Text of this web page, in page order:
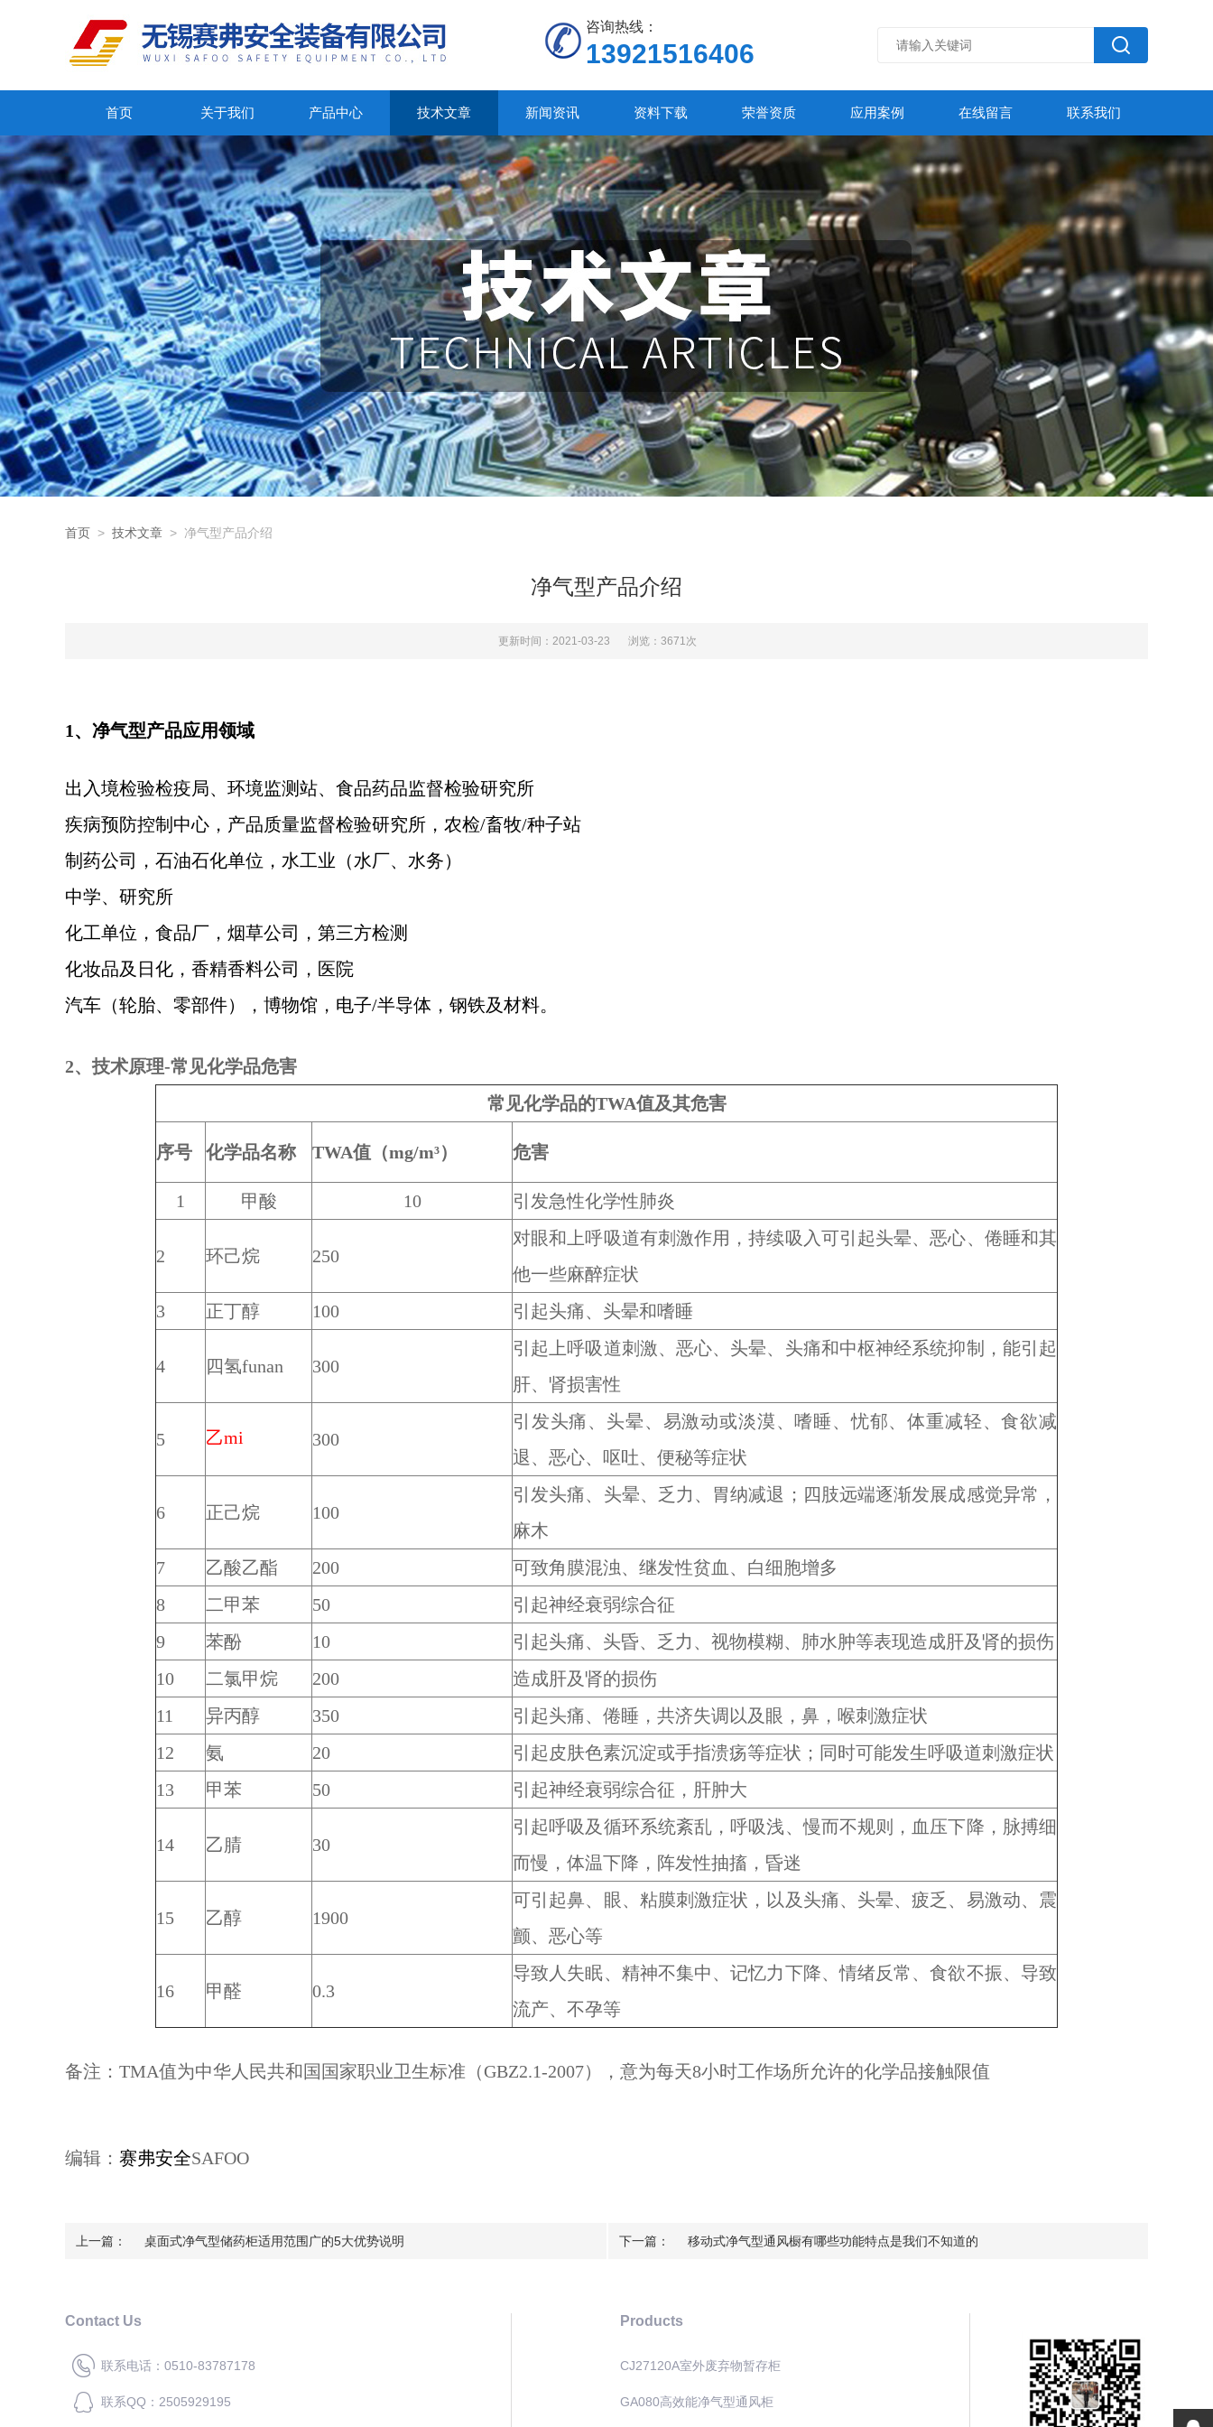
咨询热线：
13921516406
首页 关于我们 产品中心 技术文章 新闻资讯 资料下载 荣誉资质 应用案例 在线留言 联系我们
首页 > 技术文章 > 净气型产品介绍
净气型产品介绍
更新时间：2021-03-23 浏览：3671次
1、净气型产品应用领域
出入境检验检疫局、环境监测站、食品药品监督检验研究所
疾病预防控制中心，产品质量监督检验研究所，农检/畜牧/种子站
制药公司，石油石化单位，水工业（水厂、水务）
中学、研究所
化工单位，食品厂，烟草公司，第三方检测
化妆品及日化，香精香料公司，医院
汽车（轮胎、零部件），博物馆， 电子/半导体，钢铁及材料。
2、技术原理-常见化学品危害
常见化学品的TWA值及其危害
序号 化学品名称 TWA值（mg/m³） 危害
1 甲酸 10 引发急性化学性肺炎
2 环己烷 250
对眼和上呼吸道有刺激作用，持续吸入可引起头晕、恶心、倦睡和其
他一些麻醉症状
3
正丁醇 100 引起头痛、头晕和嗜睡
4 四氢funan 300
引起上呼吸道刺激、恶心、头晕、头痛和中枢神经系统抑制，能引起
肝、肾损害性
5 乙mi 300
引发头痛、头晕、易激动或淡漠、嗜睡、忧郁、体重减轻、食欲减
退、恶心、呕吐、便秘等症状
6 正己烷 100
引发头痛、头晕、乏力、胃纳减退；四肢远端逐渐发展成感觉异常，
麻木
7
乙酸乙酯 200
可致角膜混浊、继发性贫血、白细胞增多
8
二甲苯 50
引起神经衰弱综合征
9
苯酚 10
引起头痛、头昏、乏力、视物模糊、肺水肿等表现造成肝及肾的损伤
10
二氯甲烷 200
造成肝及肾的损伤
11
异丙醇 350
引起头痛、倦睡，共济失调以及眼，鼻，喉刺激症状
12
氨 20
引起皮肤色素沉淀或手指溃疡等症状；同时可能发生呼吸道刺激症状
13
甲苯 50 引起神经衰弱综合征，肝肿大
14 乙腈 30
引起呼吸及循环系统紊乱，呼吸浅、慢而不规则，血压下降，脉搏细
而慢，体温下降，阵发性抽搐，昏迷
15 乙醇 1900
可引起鼻、眼、粘膜刺激症状，以及头痛、头晕、疲乏、易激动、震
颤、恶心等
16 甲醛 0.3
导致人失眠、精神不集中、记忆力下降、情绪反常、食欲不振、导致
流产、不孕等
备注：TMA值为中华人民共和国国家职业卫生标准（GBZ2.1-2007），意为每天8小时工作场所允许的化学品接触限值
编辑： 赛弗安全SAFOO
上一篇： 桌面式净气型储药柜适用范围广的5大优势说明 下一篇： 移动式净气型通风橱有哪些功能特点是我们不知道的
Contact Us
联系电话：0510-83787178
联系QQ：2505929195
Products
CJ27120A室外废弃物暂存柜
GA080高效能净气型通风柜